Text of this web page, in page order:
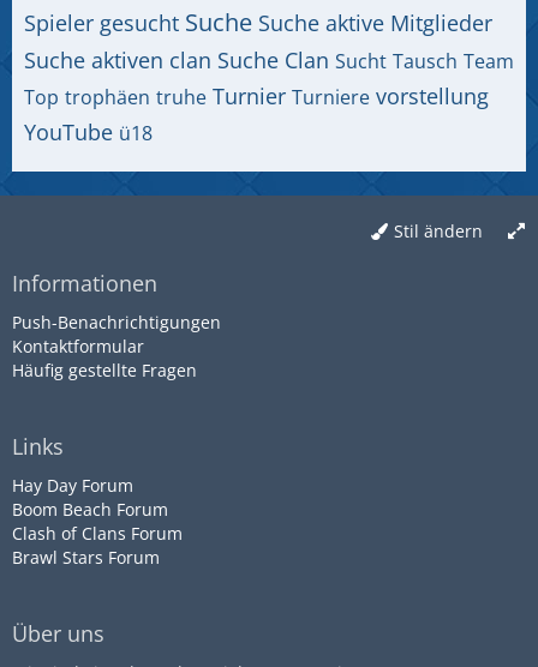
Spieler gesucht Suche Suche aktive Mitglieder
Suche aktiven clan Suche Clan Sucht Tausch Team
Top trophäen truhe Turnier Turniere vorstellung
YouTube ü18
Stil ändern
Informationen
Push-Benachrichtigungen
Kontaktformular
Häufig gestellte Fragen
Links
Hay Day Forum
Boom Beach Forum
Clash of Clans Forum
Brawl Stars Forum
Über uns